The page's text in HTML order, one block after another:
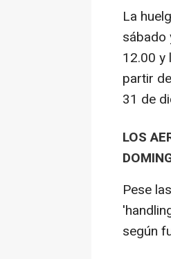
La
sábado
12.00 y
partir
31 de
LOS
Pese
según